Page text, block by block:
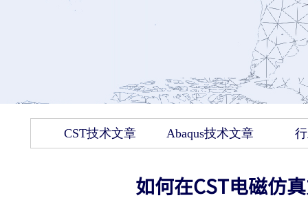
CST技术文章 Abaqus技术文章
如何在CST电磁仿